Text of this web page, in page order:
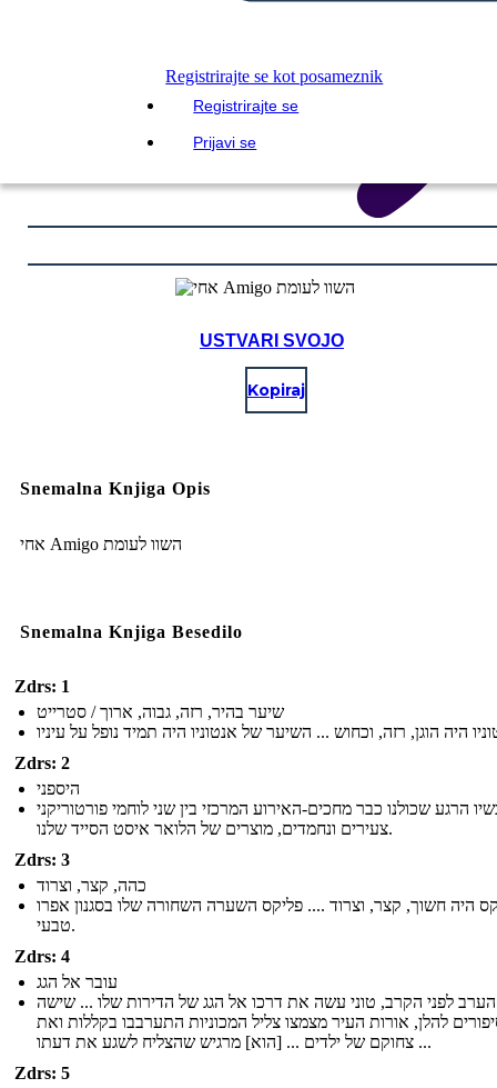
Registrirajte se kot posameznik
Registrirajte se
Prijavi se
USTVARI SVOJO
Kopiraj
Snemalna Knjiga Opis
אחי Amigo השוו לעומת
Snemalna Knjiga Besedilo
Zdrs: 1
שיער בהיר, רזה, גבוה, ארוך / סטרייט
Zdrs: 2
היספני
הרגע שכולנו כבר מחכים-האירוע המרכזי בין שני לוחמי פורטוריקני
צעירים ונחמדים, מוצרים של הלואר איסט הסייד שלנו.
Zdrs: 3
כהה, קצר, וצרוד
היה חשוך, קצר, וצרוד .... פליקס השערה השחורה שלו בסגנון אפרו
טבעי.
Zdrs: 4
עובר אל הגג
הערב לפני הקרב, טוני עשה את דרכו אל הגג של הדירות שלו ... שישה
להלן, אורות העיר מצמצו צליל המכוניות התערבבו בקללות ואת
צחוקם של ילדים ... [הוא] מרגיש שהצליח לשגע את דעתו ...
Zdrs: 5